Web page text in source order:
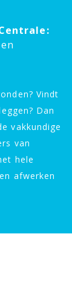
Vindt
Dan
vakkundige
van
hele
afwerken